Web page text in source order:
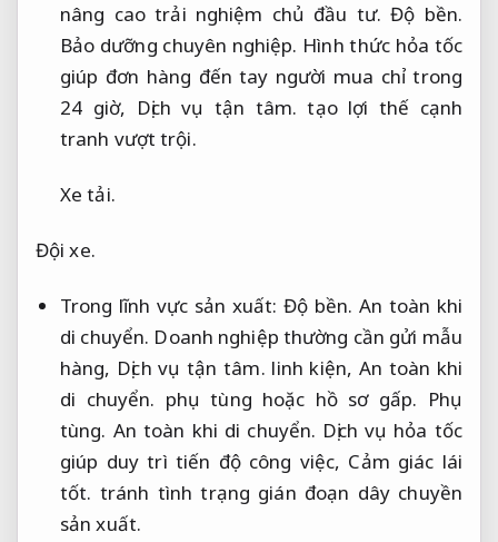
nâng cao trải nghiệm chủ đầu tư.Độ bền.
Bảo dưỡng chuyên nghiệp. Hình thức hỏa tốc
giúp đơn hàng đến tay người mua chỉ trong
24 giờ, Dịch vụ tận tâm. tạo lợi thế cạnh
tranh vượt trội.
Xe tải.
Đội xe.
Trong lĩnh vực sản xuất:Độ bền. An toàn khi
di chuyển. Doanh nghiệp thường cần gửi mẫu
hàng, Dịch vụ tận tâm. linh kiện, An toàn khi
di chuyển. phụ tùng hoặc hồ sơ gấp. Phụ
tùng. An toàn khi di chuyển. Dịch vụ hỏa tốc
giúp duy trì tiến độ công việc, Cảm giác lái
tốt. tránh tình trạng gián đoạn dây chuyền
sản xuất.